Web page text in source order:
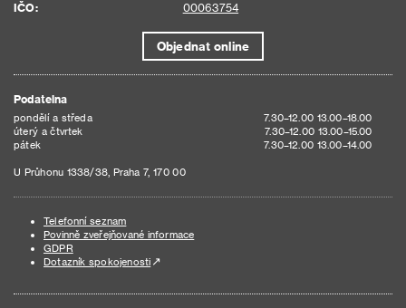
IČO:
00063754
Objednat online
Podatelna
pondělí a středa
7.30–12.00 13.00–18.00
úterý a čtvrtek
7.30–12.00 13.00–15.00
pátek
7.30–12.00 13.00–14.00
U Průhonu 1338/38, Praha 7, 170 00
Telefonní seznam
Povinně zveřejňované informace
GDPR
Dotazník spokojenosti